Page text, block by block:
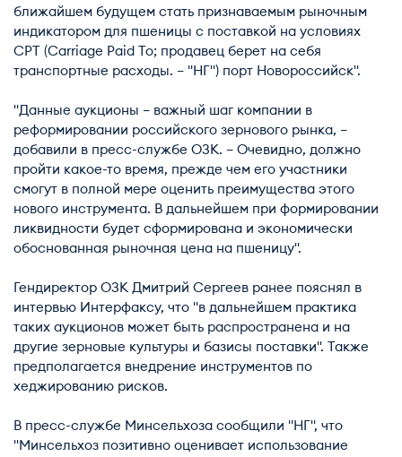
ближайшем будущем стать признаваемым рыночным
индикатором для пшеницы с поставкой на условиях
CPT (Carriage Paid To; продавец берет на себя
транспортные расходы. – "НГ") порт Новороссийск".
"Данные аукционы – важный шаг компании в
реформировании российского зернового рынка, –
добавили в пресс-службе ОЗК. – Очевидно, должно
пройти какое-то время, прежде чем его участники
смогут в полной мере оценить преимущества этого
нового инструмента. В дальнейшем при формировании
ликвидности будет сформирована и экономически
обоснованная рыночная цена на пшеницу".
Гендиректор ОЗК Дмитрий Сергеев ранее пояснял в
интервью Интерфаксу, что "в дальнейшем практика
таких аукционов может быть распространена и на
другие зерновые культуры и базисы поставки". Также
предполагается внедрение инструментов по
хеджированию рисков.
В пресс-службе Минсельхоза сообщили "НГ", что
"Минсельхоз позитивно оценивает использование